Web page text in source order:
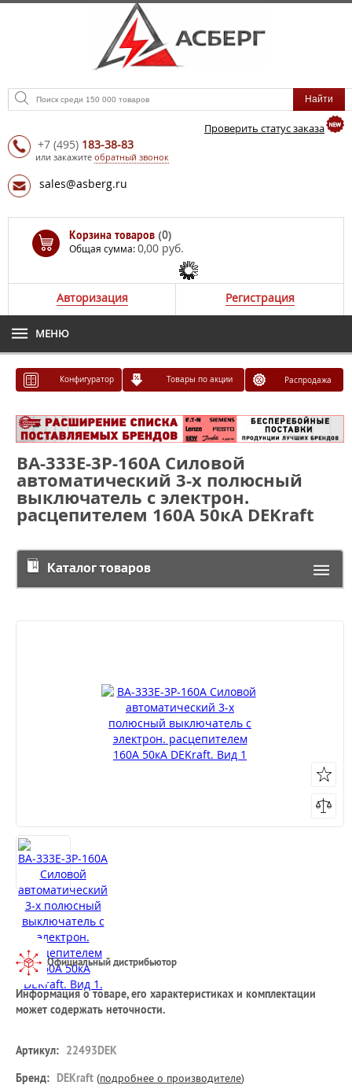
Проверить статус заказа
+7 (495) 183-38-83
или закажите обратный звонок
sales@asberg.ru
Корзина товаров (0)
Общая сумма:0,00 руб.
Авторизация Регистрация
МЕНЮ
Конфигуратор Товары по акции Распродажа
ВА-333Е-3Р-160А Силовой
автоматический 3-х полюсный
выключатель с электрон.
расцепителем 160А 50кА DEKraft
Каталог товаров
Официальный дистрибьютор
Информация о товаре, его характеристиках и комплектации
может содержать неточности.
Артикул: 22493DEK
Бренд: DEKraft (подробнее о производителе)